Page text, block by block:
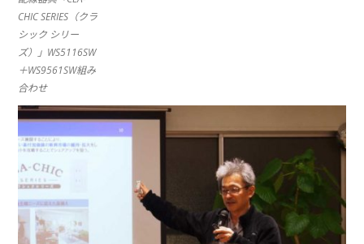
CHIC SERIES（クラ
シック シリー
ズ）」WS5116SW
＋WS9561SW組み
合わせ